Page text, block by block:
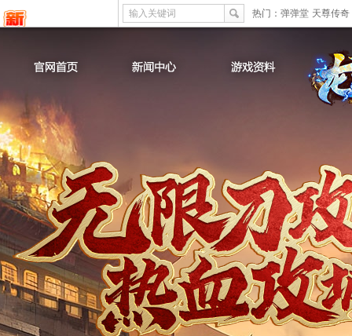
输入关键词 热门： 弹弹堂 天尊传奇